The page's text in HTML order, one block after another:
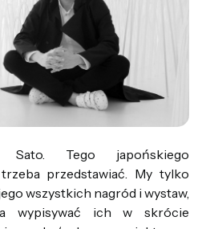
Tego japońskiego
przedstawiać. My tylko
wszystkich nagród i wystaw,
wypisywać ich w skrócie